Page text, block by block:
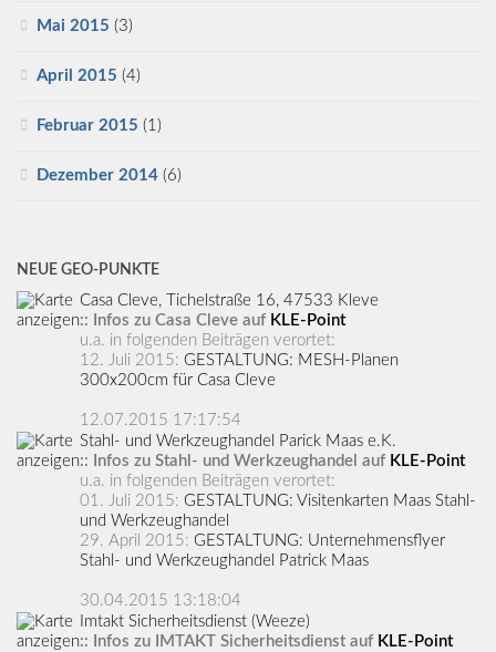
Mai 2015 (3)
April 2015 (4)
Februar 2015 (1)
Dezember 2014 (6)
NEUE GEO-PUNKTE
Casa Cleve, Tichelstraße 16, 47533 Kleve
:: Infos zu Casa Cleve auf KLE-Point
u.a. in folgenden Beiträgen verortet:
12. Juli 2015: GESTALTUNG: MESH-Planen
300x200cm für Casa Cleve
12.07.2015 17:17:54
Stahl- und Werkzeughandel Parick Maas e.K.
:: Infos zu Stahl- und Werkzeughandel auf KLE-Point
u.a. in folgenden Beiträgen verortet:
01. Juli 2015: GESTALTUNG: Visitenkarten Maas Stahl-
und Werkzeughandel
29. April 2015: GESTALTUNG: Unternehmensflyer
Stahl- und Werkzeughandel Patrick Maas
30.04.2015 13:18:04
Imtakt Sicherheitsdienst (Weeze)
:: Infos zu IMTAKT Sicherheitsdienst auf KLE-Point